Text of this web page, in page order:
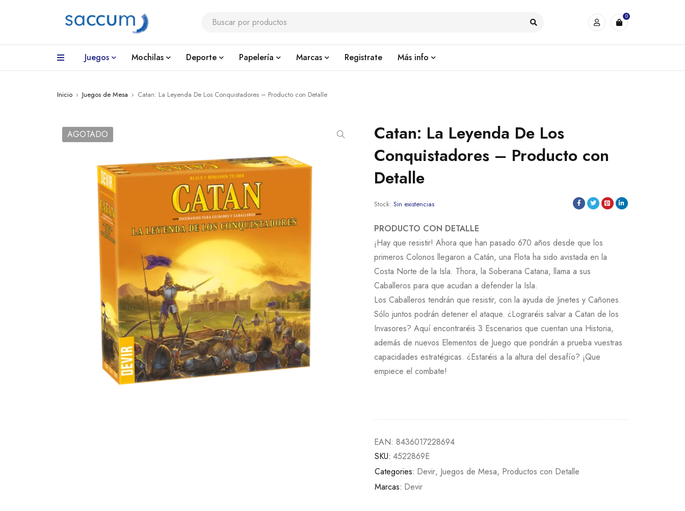
0
Juegos Mochilas Deporte Papelería Marcas Registrate Más info
Inicio › Juegos de Mesa › Catan: La Leyenda De Los Conquistadores – Producto con Detalle
AGOTADO
Catan: La Leyenda De Los
Conquistadores – Producto con
Detalle
Stock: Sin existencias
PRODUCTO CON DETALLE
¡Hay que resistir! Ahora que han pasado 670 años desde que los
primeros Colonos llegaron a Catán, una Flota ha sido avistada en la
Costa Norte de la Isla. Thora, la Soberana Catana, llama a sus
Caballeros para que acudan a defender la Isla.
Los Caballeros tendrán que resistir, con la ayuda de Jinetes y Cañones.
Sólo juntos podrán detener el ataque. ¿Lograréis salvar a Catan de los
Invasores? Aquí encontraréis 3 Escenarios que cuentan una Historia,
además de nuevos Elementos de Juego que pondrán a prueba vuestras
capacidades estratégicas. ¿Estaréis a la altura del desafío? ¡Que
empiece el combate!
EAN:8436017228694
SKU: 4522869E
Categories: Devir, Juegos de Mesa, Productos con Detalle
Marcas: Devir